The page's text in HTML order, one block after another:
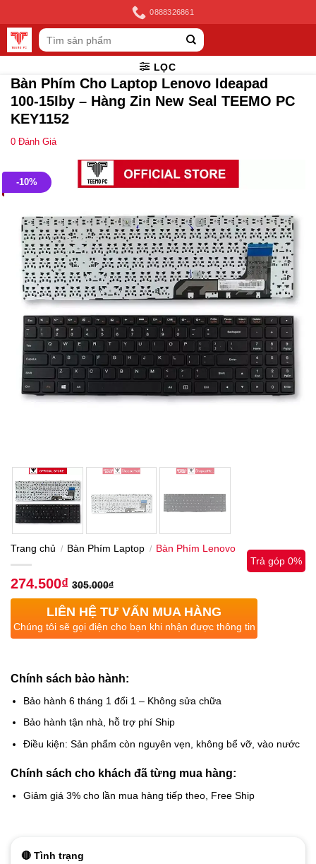
to
content
0888326861
Tìm
kiếm:
LỌC
Bàn Phím Cho Laptop Lenovo Ideapad
100-15Iby – Hàng Zin New Seal TEEMO PC
KEY1152
0 Đánh Giá
-10%
Trang chủ / Bàn Phím Laptop / Bàn Phím Lenovo
274.500₫ 305.000₫
Trả góp 0%
LIÊN HỆ TƯ VẤN MUA HÀNG
Chúng tôi sẽ gọi điện cho bạn khi nhận được thông tin
Chính sách bảo hành:
Bảo hành 6 tháng 1 đổi 1 – Không sửa chữa
Bảo hành tận nhà, hỗ trợ phí Ship
Điều kiện: Sản phẩm còn nguyên vẹn, không bể vỡ, vào nước
Chính sách cho khách đã từng mua hàng:
Giảm giá 3% cho lần mua hàng tiếp theo, Free Ship
🔴 Tình trạng